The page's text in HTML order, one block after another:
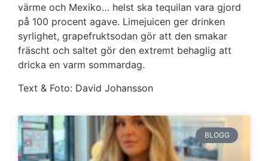
värme och Mexiko… helst ska tequilan vara gjord
på 100 procent agave. Limejuicen ger drinken
syrlighet, grapefruktsodan gör att den smakar
fräscht och saltet gör den extremt behaglig att
dricka en varm sommardag.
Text & Foto: David Johansson
BLOGG